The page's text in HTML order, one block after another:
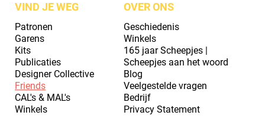
VIND JE WEG
Patronen
Garens
Kits
Publicaties
Designer Collective
Friends
CAL's & MAL's
Winkels
OVER ONS
Geschiedenis
Winkels
165 jaar Scheepjes |
Scheepjes aan het woord
Blog
Veelgestelde vragen
Bedrijf
Privacy Statement